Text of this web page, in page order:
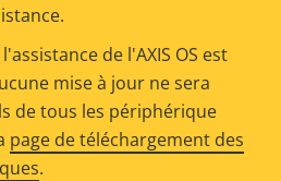
de l'AXIS OS est
mise à jour ne sera
de tous les périphérique
page de téléchargement des
.